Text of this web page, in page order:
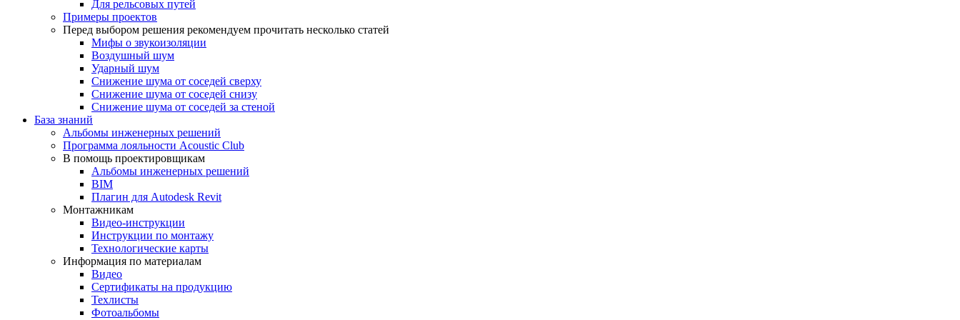
Для рельсовых путей
Примеры проектов
Перед выбором решения рекомендуем прочитать несколько статей
Мифы о звукоизоляции
Воздушный шум
Ударный шум
Снижение шума от соседей сверху
Снижение шума от соседей снизу
Снижение шума от соседей за стеной
База знаний
Альбомы инженерных решений
Программа лояльности Acoustic Club
В помощь проектировщикам
Альбомы инженерных решений
BIM
Плагин для Autodesk Revit
Монтажникам
Видео-инструкции
Инструкции по монтажу
Технологические карты
Информация по материалам
Видео
Сертификаты на продукцию
Техлисты
Фотоальбомы